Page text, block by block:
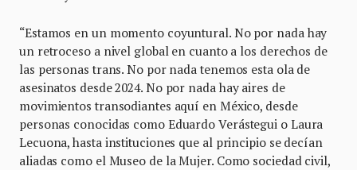
“Estamos en un momento coyuntural. No por nada hay
un retroceso a nivel global en cuanto a los derechos de
las personas trans. No por nada tenemos esta ola de
asesinatos desde 2024. No por nada hay aires de
movimientos transodiantes aquí en México, desde
personas conocidas como Eduardo Verástegui o Laura
Lecuona, hasta instituciones que al principio se decían
aliadas como el Museo de la Mujer. Como sociedad civil,